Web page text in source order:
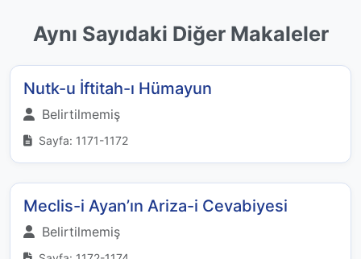
Aynı Sayıdaki Diğer Makaleler
Nutk-u İftitah-ı Hümayun
Belirtilmemiş
Sayfa: 1171-1172
Meclis-i Ayan’ın Ariza-i Cevabiyesi
Belirtilmemiş